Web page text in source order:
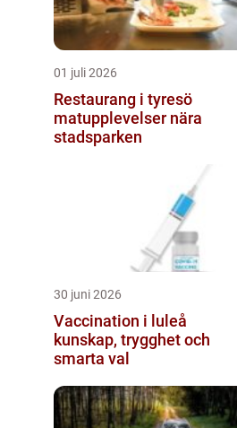
01 juli 2026
Restaurang i tyresö
matupplevelser nära
stadsparken
30 juni 2026
Vaccination i luleå
kunskap, trygghet och
smarta val